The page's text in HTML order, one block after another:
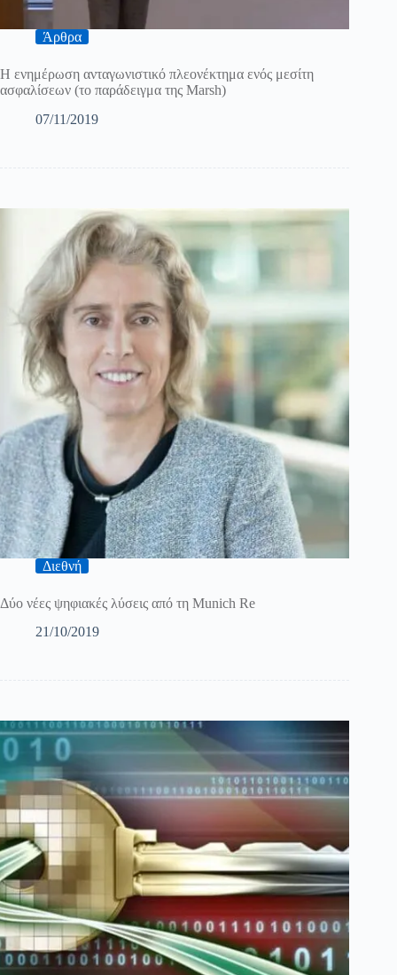
Άρθρα
Η ενημέρωση ανταγωνιστικό πλεονέκτημα ενός μεσίτη
ασφαλίσεων (το παράδειγμα της Marsh)
07/11/2019
Διεθνή
Δύο νέες ψηφιακές λύσεις από τη Munich Re
21/10/2019